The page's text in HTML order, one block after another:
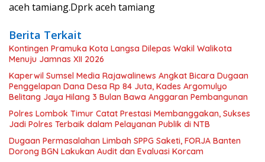
aceh tamiang.Dprk aceh tamiang
Berita Terkait
Kontingen Pramuka Kota Langsa Dilepas Wakil Walikota
Menuju Jamnas XII 2026
Kaperwil Sumsel Media Rajawalinews Angkat Bicara Dugaan
Penggelapan Dana Desa Rp 84 Juta, Kades Argomulyo
Belitang Jaya Hilang 3 Bulan Bawa Anggaran Pembangunan
Polres Lombok Timur Catat Prestasi Membanggakan, Sukses
Jadi Polres Terbaik dalam Pelayanan Publik di NTB
Dugaan Permasalahan Limbah SPPG Saketi, FORJA Banten
Dorong BGN Lakukan Audit dan Evaluasi Korcam